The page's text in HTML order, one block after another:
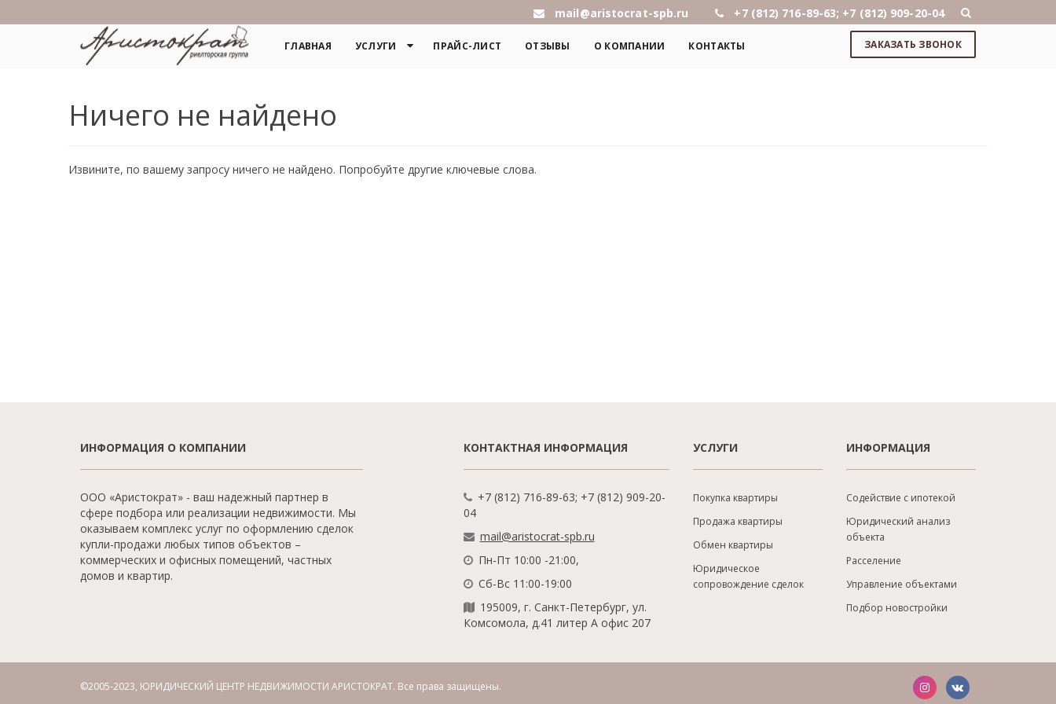
mail@aristocrat-spb.ru +7 (812) 716-89-63; +7 (812) 909-20-04
ГЛАВНАЯ УСЛУГИ ПРАЙС-ЛИСТ ОТЗЫВЫ О КОМПАНИИ КОНТАКТЫ ЗАКАЗАТЬ ЗВОНОК
Ничего не найдено
Извините, по вашему запросу ничего не найдено. Попробуйте другие ключевые слова.
ИНФОРМАЦИЯ О КОМПАНИИ
ООО «Аристократ» - ваш надежный партнер в
сфере подбора или реализации недвижимости. Мы
оказываем комплекс услуг по оформлению сделок
купли-продажи любых типов объектов –
коммерческих и офисных помещений, частных
домов и квартир.
КОНТАКТНАЯ ИНФОРМАЦИЯ
+7 (812) 716-89-63; +7 (812) 909-20-
04
mail@aristocrat-spb.ru
Пн-Пт 10:00 -21:00,
Сб-Вс 11:00-19:00
195009, г. Санкт-Петербург, ул.
Комсомола, д.41 литер А офис 207
УСЛУГИ
Покупка квартиры
Продажа квартиры
Обмен квартиры
Юридическое
сопровождение сделок
ИНФОРМАЦИЯ
Содействие с ипотекой
Юридический анализ
объекта
Расселение
Управление объектами
Подбор новостройки
©2005-2023, ЮРИДИЧЕСКИЙ ЦЕНТР НЕДВИЖИМОСТИ АРИСТОКРАТ. Все права защищены.